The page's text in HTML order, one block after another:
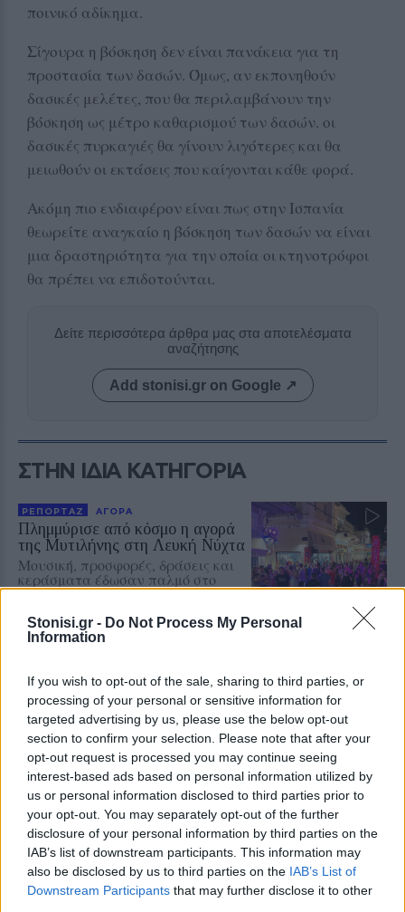
Stonisi.gr - Do Not Process My Personal
Information
If you wish to opt-out of the sale, sharing to third parties, or
processing of your personal or sensitive information for
targeted advertising by us, please use the below opt-out
section to confirm your selection. Please note that after your
opt-out request is processed you may continue seeing
interest-based ads based on personal information utilized by
us or personal information disclosed to third parties prior to
your opt-out. You may separately opt-out of the further
disclosure of your personal information by third parties on the
IAB’s list of downstream participants. This information may
also be disclosed by us to third parties on the IAB’s List of
Downstream Participants that may further disclose it to other
ποινικό αδίκημα.
Σίγουρα η βόσκηση δεν είναι πανάκεια για τη
προστασία των δασών. Όμως, αν εκπονηθούν
δασικές μελέτες, που θα περιλαμβάνουν την
βόσκηση ως μέτρο καθαρισμού των δασών. οι
δασικές πυρκαγιές θα γίνουν λιγότερες και θα
μειωθούν οι εκτάσεις που καίγονται κάθε φορά.
Ακόμη πιο ενδιαφέρον είναι πως στην Ισπανία
θεωρείτε αναγκαίο η βόσκηση των δασών να είναι
μια δραστηριότητα για την οποία οι κτηνοτρόφοι
θα πρέπει να επιδοτούνται.
Δείτε περισσότερα άρθρα μας στα αποτελέσματα
αναζήτησης
Add stonisi.gr on Google ↗
ΣΤΗΝ ΙΔΙΑ ΚΑΤΗΓΟΡΙΑ
ΡΕΠΟΡΤΑΖ ΑΓΟΡΑ
Πλημμύρισε από κόσμο η αγορά
της Μυτιλήνης στη Λευκή Νύχτα
Μουσική, προσφορές, δράσεις και
κεράσματα έδωσαν παλμό στο
κέντρο της πόλης – Μεγάλη ήταν η
επισκεπτών
Βουτιά έκανε το πραγματικό
εισόδημα των ελληνικών
νοικοκυριών
Μείωση 3,6% το πρώτο τρίμηνο του
2026, η χειρότερη επίδοση μεταξύ
21 χωρών μελών του ΟΟΣΑ.
Καθοριστική η υποχώρηση των
κοινωνικών παροχών και του
εισοδήματος από περιουσιακά
στοιχεία
ΑΓΡΟΤΕΣ
Ανοιξε ξανά το ΟΣΔΕ του 2025
για νέες διορθώσεις